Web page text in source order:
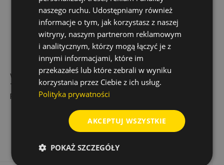
WIERTŁO UDAR.
TRIJET ULTIMATE SDS-
PLUS 10,0X550/600
Dodaj do koszyka
WIERTŁO DO BETONU
ACTIVE POWER 10 MM
Cena
18,61 złCena
podstawowa
37,22 zł
Dodaj do koszyka
naszego ruchu. Udostępniamy również
informacje o tym, jak korzystasz z naszej
witryny, naszym partnerom reklamowym
i analitycznym, którzy mogą łączyć je z
innymi informacjami, które im
przekazałeś lub które zebrali w wyniku
korzystania przez Ciebie z ich usług.
Polityka prywatności
AKCEPTUJ WSZYSTKIE
POKAŻ SZCZEGÓŁY